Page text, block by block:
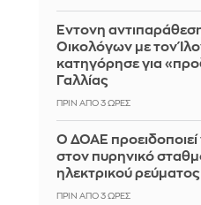
Έντονη
Οικολόγων με τον
κατηγόρησε για
Γαλλίας
ΠΡΙΝ ΑΠΌ 3 ΏΡΕΣ
Ο ΔΟΑΕ προειδοποιεί
στον πυρηνικό
ηλεκτρικού
ΠΡΙΝ ΑΠΌ 3 ΏΡΕΣ